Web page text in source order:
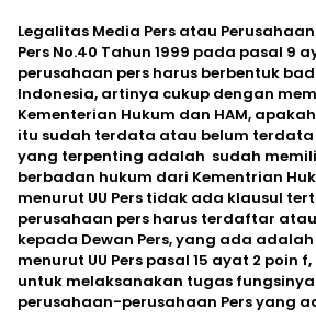
Legalitas Media Pers atau Perusahaan
Pers No.40 Tahun 1999 pada pasal 9
perusahaan pers harus berbentuk
Indonesia, artinya cukup dengan
Kementerian Hukum dan HAM,
itu sudah terdata atau belum terdata
yang terpenting adalah sudah
berbadan hukum dari Kementrian
menurut UU Pers tidak ada klausul
perusahaan pers harus terdaftar
kepada Dewan Pers, yang ada
menurut UU Pers pasal 15 ayat 2 poin
untuk melaksanakan tugas
perusahaan-perusahaan Pers yang